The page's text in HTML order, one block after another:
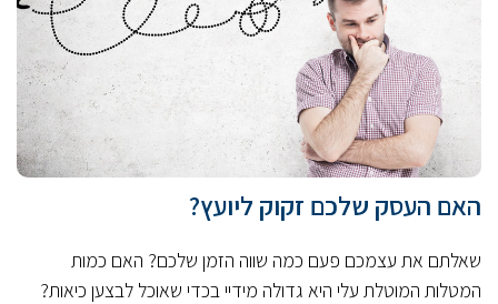
האם העסק שלכם זקוק ליועץ?
שאלתם את עצמכם פעם כמה שווה הזמן שלכם? האם כמות
המטלות המוטלת עלי היא גדולה מידיי בכדי שאוכל לבצען כיאות?